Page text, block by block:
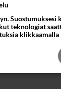
ja
Suostumuksesi
teknologiat